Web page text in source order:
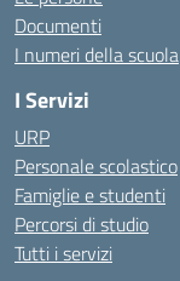
Documenti
I numeri della scuola
I Servizi
URP
Personale scolastico
Famiglie e studenti
Percorsi di studio
Tutti i servizi